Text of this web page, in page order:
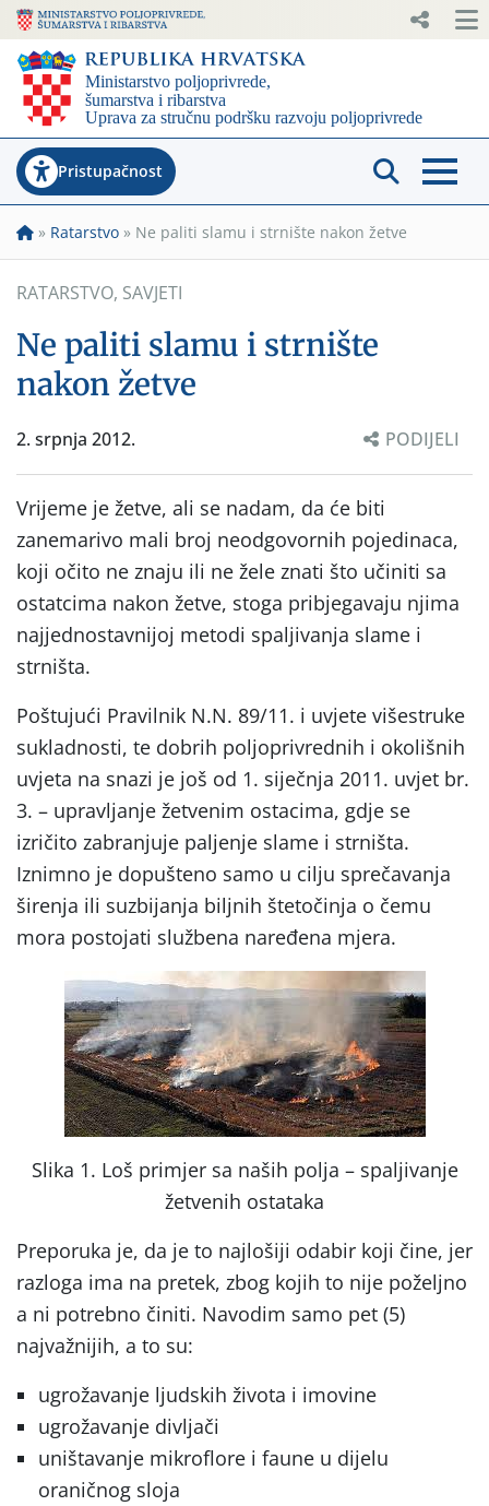
Pristupačnost
» Ratarstvo » Ne paliti slamu i strnište nakon žetve
RATARSTVO, SAVJETI
Ne paliti slamu i strnište
nakon žetve
2. srpnja 2012. PODIJELI
Vrijeme je žetve, ali se nadam, da će biti
zanemarivo mali broj neodgovornih pojedinaca,
koji očito ne znaju ili ne žele znati što učiniti sa
ostatcima nakon žetve, stoga pribjegavaju njima
najjednostavnijoj metodi spaljivanja slame i
strništa.
Poštujući Pravilnik N.N. 89/11. i uvjete višestruke
sukladnosti, te dobrih poljoprivrednih i okolišnih
uvjeta na snazi je još od 1. siječnja 2011. uvjet br.
3. – upravljanje žetvenim ostacima, gdje se
izričito zabranjuje paljenje slame i strništa.
Iznimno je dopušteno samo u cilju sprečavanja
širenja ili suzbijanja biljnih štetočinja o čemu
mora postojati službena naređena mjera.
Slika 1. Loš primjer sa naših polja – spaljivanje
žetvenih ostataka
Preporuka je, da je to najlošiji odabir koji čine, jer
razloga ima na pretek, zbog kojih to nije poželjno
a ni potrebno činiti. Navodim samo pet (5)
najvažnijih, a to su:
ugrožavanje ljudskih života i imovine
ugrožavanje divljači
uništavanje mikroflore i faune u dijelu
oraničnog sloja